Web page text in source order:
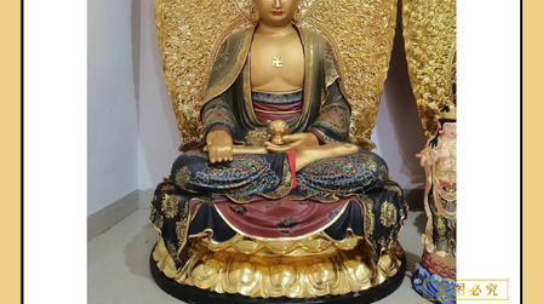
新闻资讯
荣誉资质
泥塑鉴赏
联系我们